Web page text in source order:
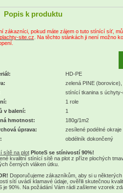
Popis k produktu
zákazníci, pokud máte zájem o tuto stínící síť,
site.cz . Na těchto stánkách ji není možno
HD-PE
zelená PINE
stínící tkanina s
1 role
v balení:
1
hmotnost:
180g/1m2
úprava:
zesílené podélné okraje
obdélník dokončený
sítě na plotPloteS se stínivostí 90%!
kvalitní stínící sítě na plot z příze plochých
černých vláken útku.
Doporučujeme zákazníkům, aby si u
sítí uvádí klamavé údaje, ověřili skutečnou
je 90%. Na požádání Vám rádi zašleme vzorek